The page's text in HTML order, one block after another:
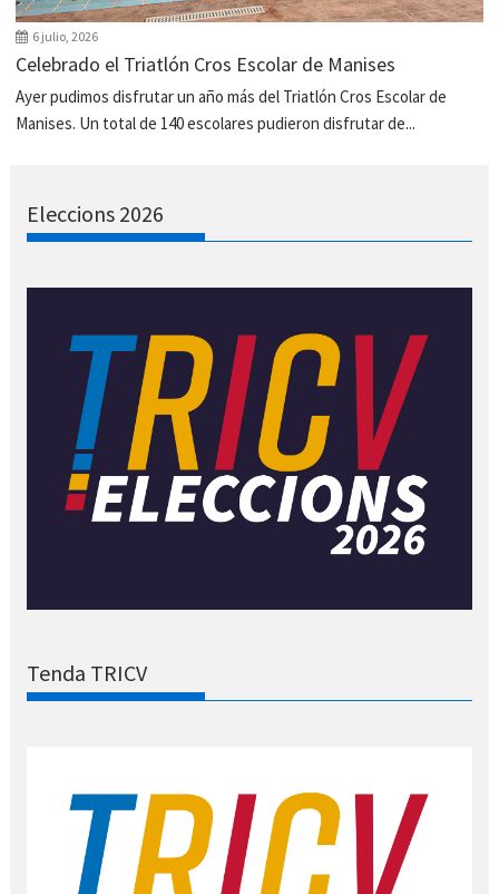
6 julio, 2026
Celebrado el Triatlón Cros Escolar de Manises
Ayer pudimos disfrutar un año más del Triatlón Cros Escolar de
Manises. Un total de 140 escolares pudieron disfrutar de...
Eleccions 2026
Tenda TRICV